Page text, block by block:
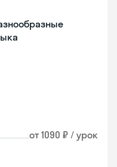
от 1090 ₽ / урок